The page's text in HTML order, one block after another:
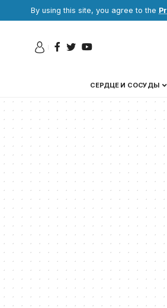
By using this site, you agree to the
СЕРДЦЕ И СОСУДЫ